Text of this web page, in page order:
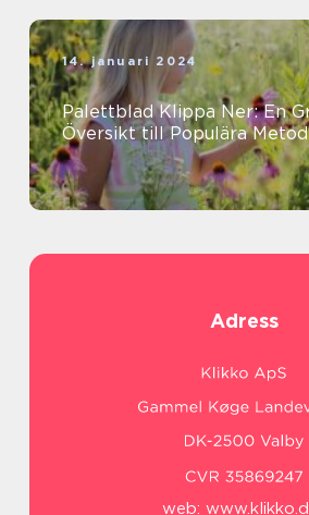
14. januari 2024
Palettblad Klippa Ner: En
Översikt till Populära
Adress
web: